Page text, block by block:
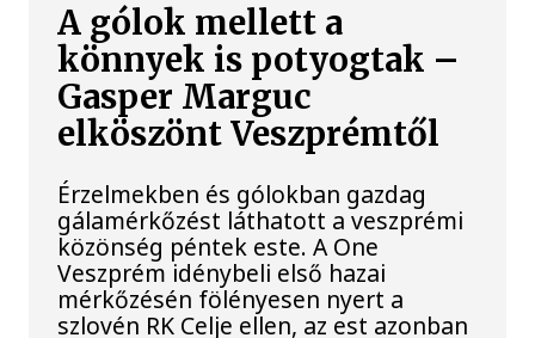
A gólok mellett a
könnyek is potyogtak –
Gasper Marguc
elköszönt Veszprémtől
Érzelmekben és gólokban gazdag
gálamérkőzést láthatott a veszprémi
közönség péntek este. A One
Veszprém idénybeli első hazai
mérkőzésén fölényesen nyert a
szlovén RK Celje ellen, az est azonban